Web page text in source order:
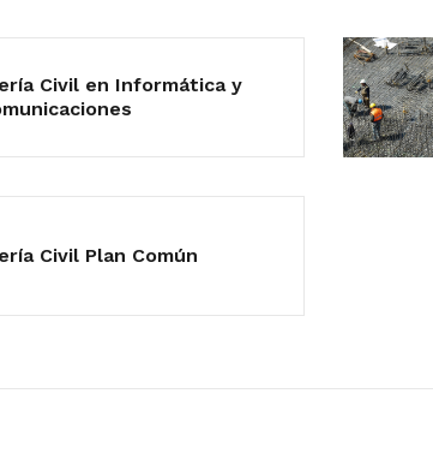
Civil en Informática y
Civil Plan Común